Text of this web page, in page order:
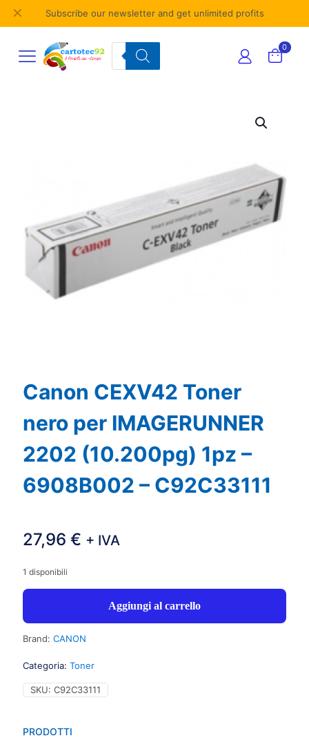
Subscribe our newsletter and get unlimited profits
✕
Products
search
0
PRODOTTI
Canon CEXV42 Toner
nero per IMAGERUNNER
2202 (10.200pg) 1pz –
6908B002 – C92C33111
27,96 € + IVA
1 disponibili
Aggiungi al carrello
Brand: CANON
Categoria: Toner
SKU: C92C33111